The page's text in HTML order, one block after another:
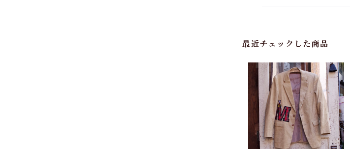
最近チェックした商品